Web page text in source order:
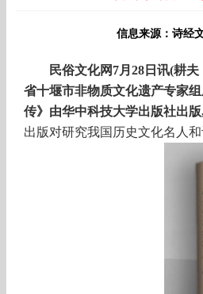
信息来源：诗经
民俗文化网 7月28日讯(耕
省十堰市非物质文化遗产专家
传》 由华中科技大学出版社出版
出版对研究我国历史文化名人